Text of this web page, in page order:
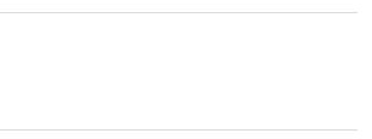
ดิน โดยจะเน้นที่อาหารสไตล์
ลูกค้าสามารถเลือกที่นั่งได้ตามสไตล์ที่
กนี้ เพื่อยกระดับประสบการณ์การรับ